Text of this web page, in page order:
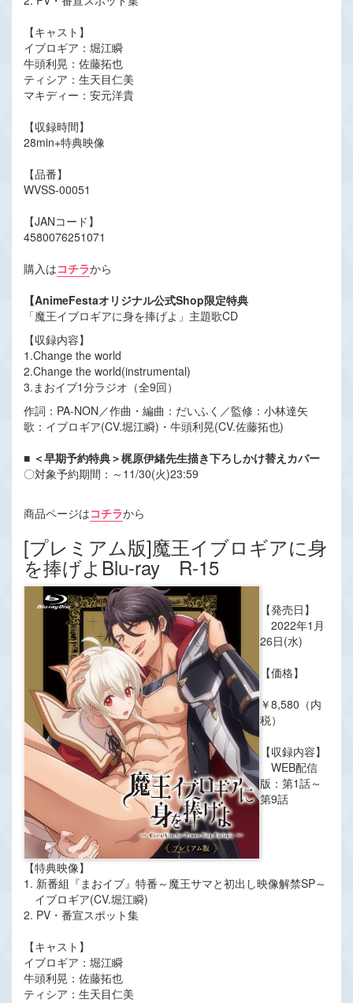
【キャスト】
イブロギア：堀江瞬
牛頭利晃：佐藤拓也
ティシア：生天目仁美
マキディー：安元洋貴
【収録時間】
28min+特典映像
【品番】
WVSS-00051
【JANコード】
4580076251071
購入はコチラから
【AnimeFestaオリジナル公式Shop限定特典
「魔王イブロギアに身を捧げよ」主題歌CD
【収録内容】
1.Change the world
2.Change the world(instrumental)
3.まおイブ1分ラジオ（全9回）
作詞：PA-NON／作曲・編曲：だいふく／監修：小林達矢
歌：イブロギア(CV.堀江瞬)・牛頭利晃(CV.佐藤拓也)
■ ＜早期予約特典＞梶原伊緒先生描き下ろしかけ替えカバー
〇対象予約期間：～11/30(火)23:59
商品ページはコチラから
[プレミアム版]魔王イブロギアに身
を捧げよBlu-ray R-15
【発売日】
2022年1月
26日(水)
【価格】
￥8,580（内
税）
【収録内容】
WEB配信
版：第1話～
第9話
【特典映像】
1. 新番組『まおイブ』特番～魔王サマと初出し映像解禁SP～
イブロギア(CV.堀江瞬)
2. PV・番宣スポット集
【キャスト】
イブロギア：堀江瞬
牛頭利晃：佐藤拓也
ティシア：生天目仁美